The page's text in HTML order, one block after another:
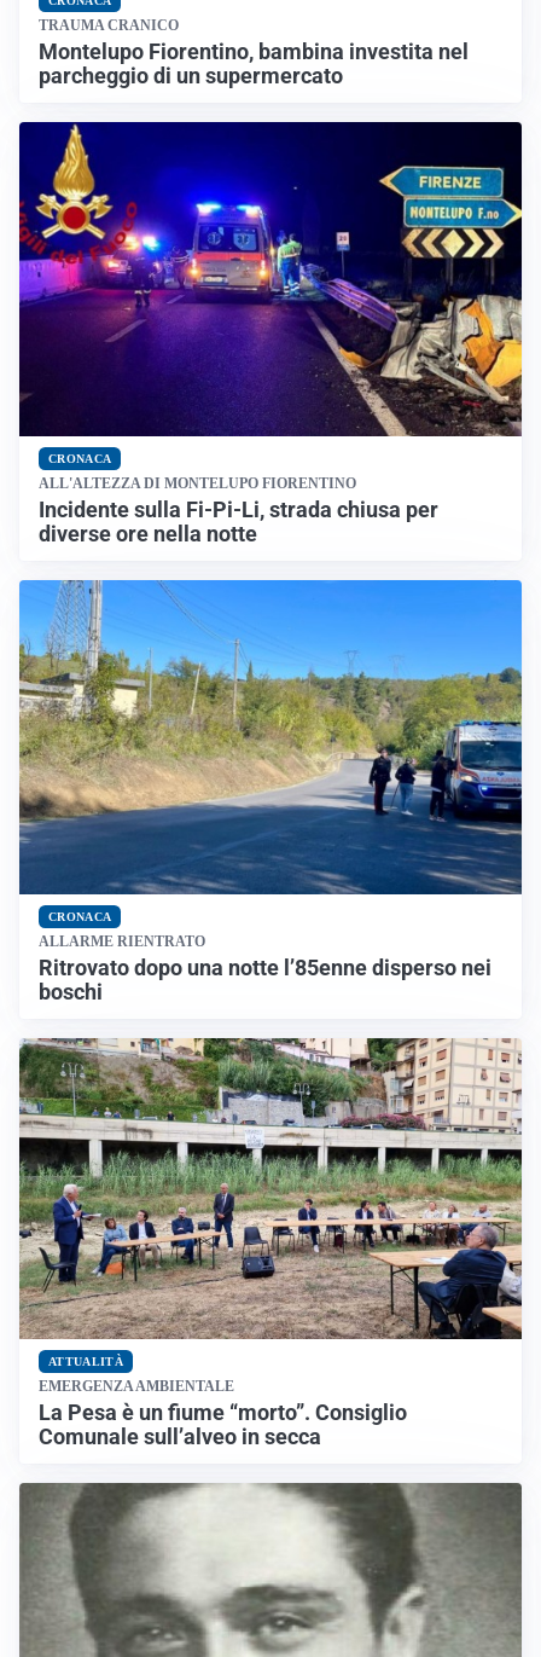
TRAUMA CRANICO
Montelupo Fiorentino, bambina investita nel
parcheggio di un supermercato
CRONACA
ALL'ALTEZZA DI MONTELUPO FIORENTINO
Incidente sulla Fi-Pi-Li, strada chiusa per
diverse ore nella notte
CRONACA
ALLARME RIENTRATO
Ritrovato dopo una notte l’85enne disperso nei
boschi
ATTUALITÀ
EMERGENZA AMBIENTALE
La Pesa è un fiume “morto”. Consiglio
Comunale sull’alveo in secca